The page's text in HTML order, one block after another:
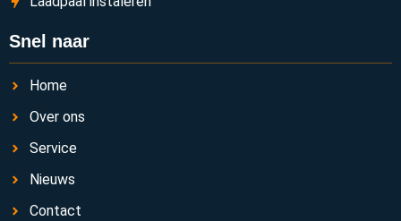
Snel naar
Home
Over ons
Service
Nieuws
Contact